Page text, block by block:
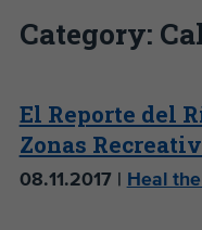
Category:
El Reporte del
Zonas
08.11.2017 | Heal